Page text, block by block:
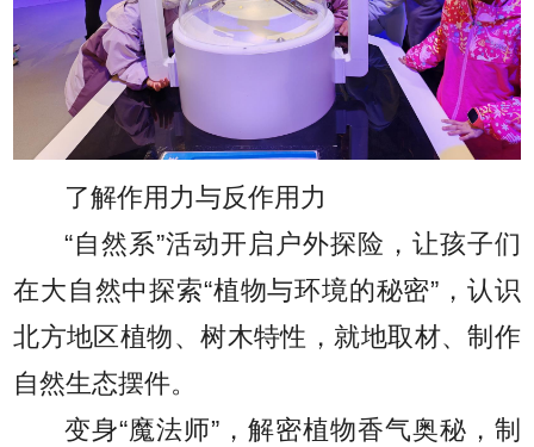
了解作用力与反作用力
“自然系”活动开启户外探险，让孩子们
在大自然中探索“植物与环境的秘密”，认识
北方地区植物、树木特性，就地取材、制作
自然生态摆件。
变身“魔法师”，解密植物香气奥秘，制